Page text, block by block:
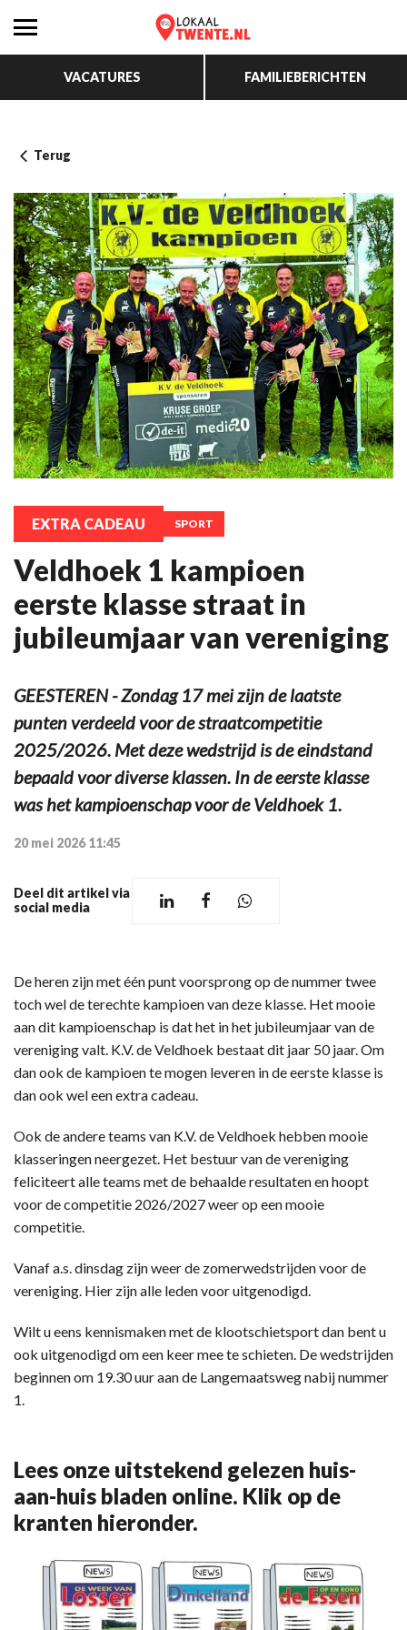
VACATURES FAMILIEBERICHTEN
Terug
EXTRA CADEAU SPORT
Veldhoek 1 kampioen
eerste klasse straat in
jubileumjaar van vereniging
GEESTEREN - Zondag 17 mei zijn de laatste
punten verdeeld voor de straatcompetitie
2025/2026. Met deze wedstrijd is de eindstand
bepaald voor diverse klassen. In de eerste klasse
was het kampioenschap voor de Veldhoek 1.
20 mei 2026 11:45
Deel dit artikel via
social media
De heren zijn met één punt voorsprong op de nummer twee
toch wel de terechte kampioen van deze klasse. Het mooie
aan dit kampioenschap is dat het in het jubileumjaar van de
vereniging valt. K.V. de Veldhoek bestaat dit jaar 50 jaar. Om
dan ook de kampioen te mogen leveren in de eerste klasse is
dan ook wel een extra cadeau.
Ook de andere teams van K.V. de Veldhoek hebben mooie
klasseringen neergezet. Het bestuur van de vereniging
feliciteert alle teams met de behaalde resultaten en hoopt
voor de competitie 2026/2027 weer op een mooie
competitie.
Vanaf a.s. dinsdag zijn weer de zomerwedstrijden voor de
vereniging. Hier zijn alle leden voor uitgenodigd.
Wilt u eens kennismaken met de klootschietsport dan bent u
ook uitgenodigd om een keer mee te schieten. De wedstrijden
beginnen om 19.30 uur aan de Langemaatsweg nabij nummer
1.
Lees onze uitstekend gelezen huis-
aan-huis bladen online. Klik op de
kranten hieronder.